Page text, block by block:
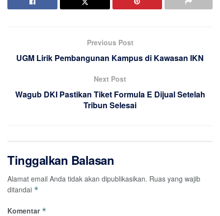
Previous Post
UGM Lirik Pembangunan Kampus di Kawasan IKN
Next Post
Wagub DKI Pastikan Tiket Formula E Dijual Setelah
Tribun Selesai
Tinggalkan Balasan
Alamat email Anda tidak akan dipublikasikan. Ruas yang wajib
ditandai *
Komentar *